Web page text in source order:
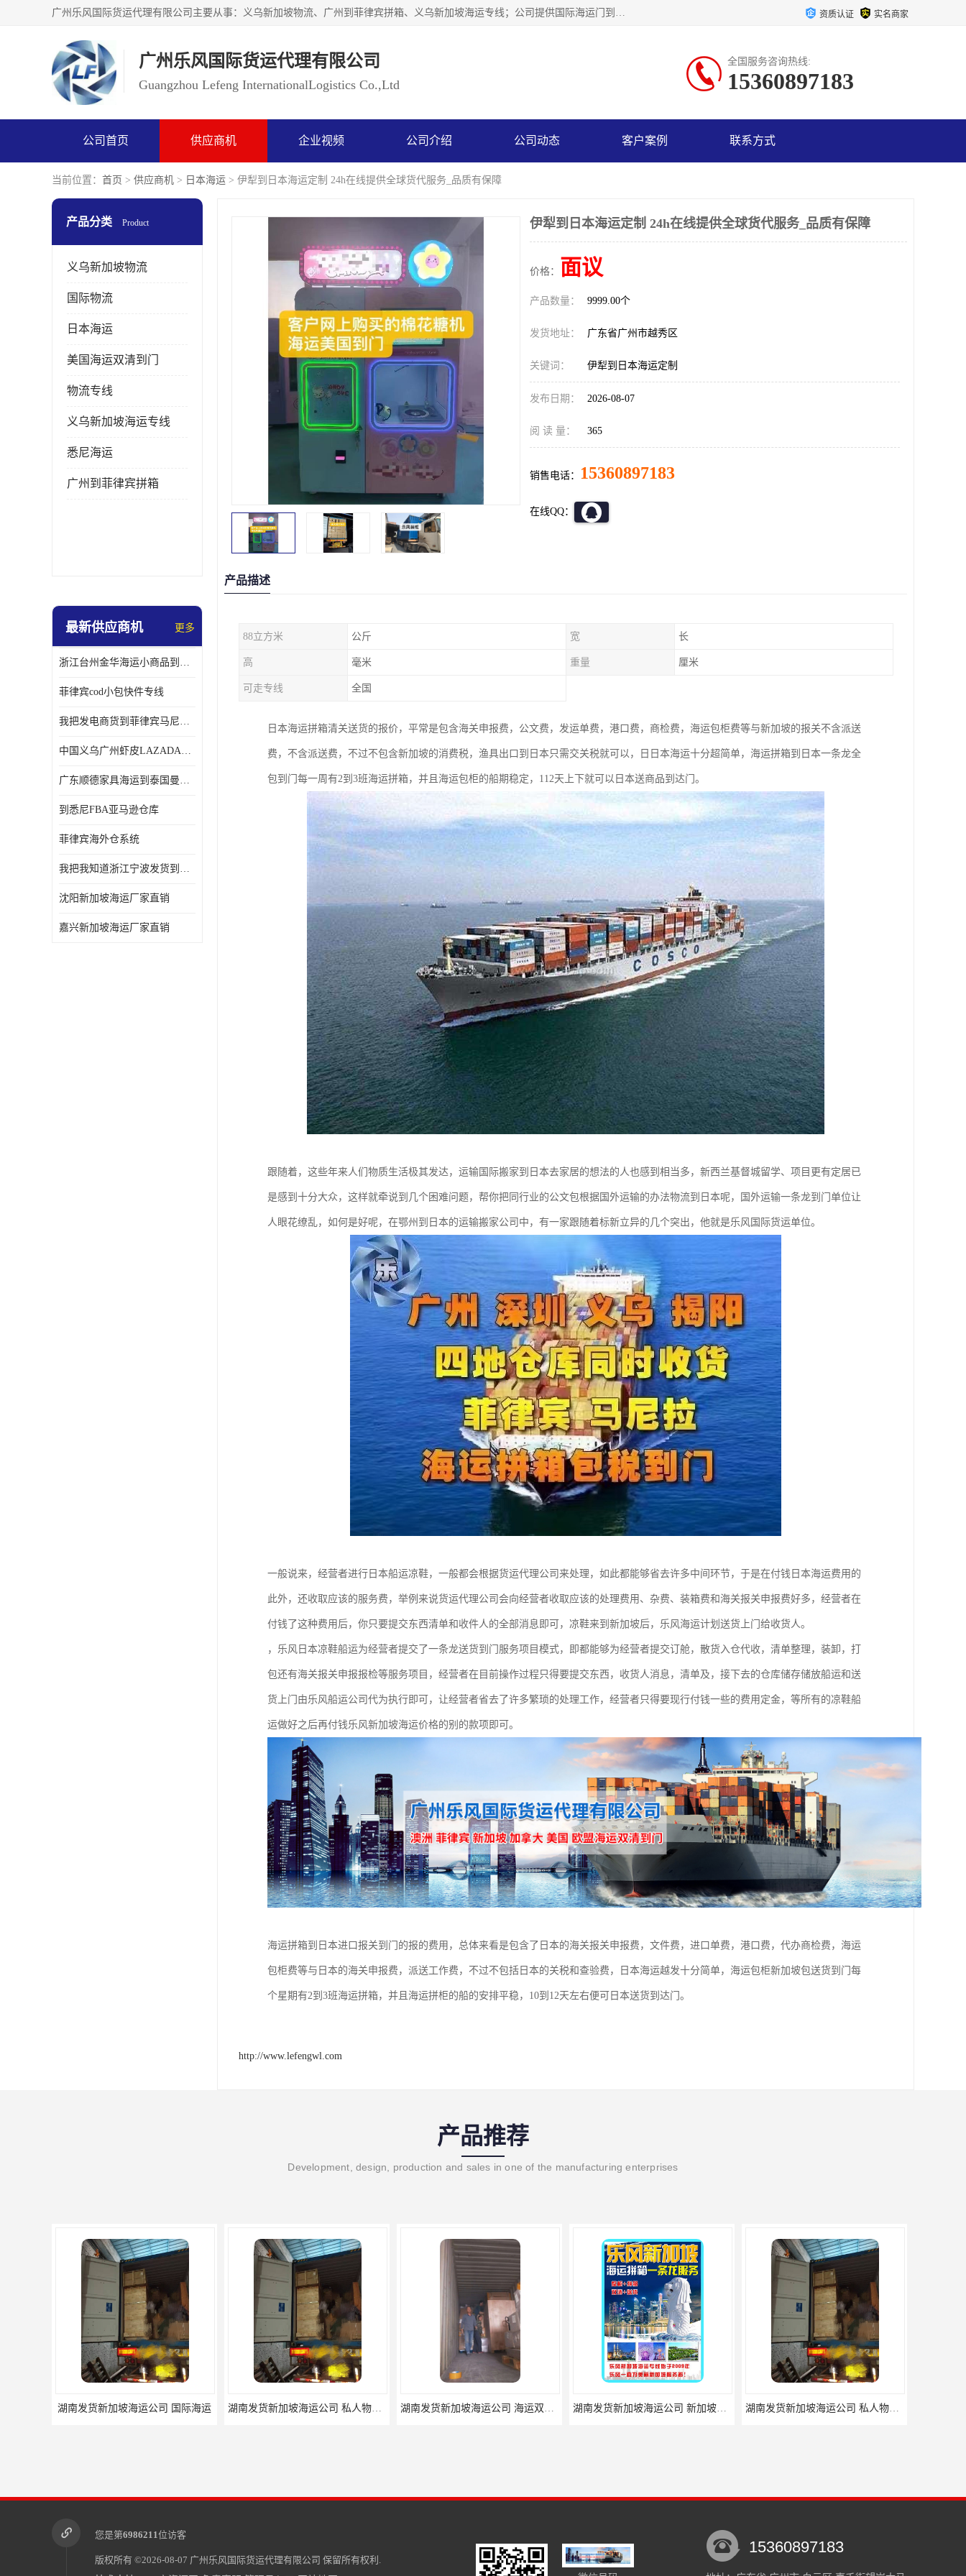
广州乐风国际货运代理有限公司主要从事：义乌新加坡物流、广州到菲律宾拼箱、义乌新加坡海运专线；公司提供国际海运门到门一条龙服务，目前开通的国际海运线路有：澳大利亚国际海运双清到门、美国国际海运双清到门、加拿大国际海运双清到门、新西兰国际海运双清到门等等。以上线路，客户的无论是发小散货拼箱或者包柜发运，我们均可以提供一条龙到门服务，乐风公司有着8年的国际货运到门经验。 资质认证 实名商家
广州乐风国际货运代理有限公司
Guangzhou Lefeng InternationalLogistics Co.,Ltd
全国服务咨询热线:
15360897183
公司首页 供应商机 企业视频 公司介绍 公司动态 客户案例 联系方式
当前位置： 首页 > 供应商机 > 日本海运 > 伊犁到日本海运定制 24h在线提供全球货代服务_品质有保障
产品分类 Product
义乌新加坡物流
国际物流
日本海运
美国海运双清到门
物流专线
义乌新加坡海运专线
悉尼海运
广州到菲律宾拼箱
最新供应商机 更多
浙江台州金华海运小商品到菲律宾马尼拉怎样收费
菲律宾cod小包快件专线
我把发电商货到菲律宾马尼拉独立站海运经验告诉您
中国义乌广州虾皮LAZADA电商货海运菲律宾怎样收费
广东顺德家具海运到泰国曼谷需要提供什么资料给海运公司呢
到悉尼FBA亚马逊仓库
菲律宾海外仓系统
我把我知道浙江宁波发货到菲律宾马尼拉海运流程告诉您
沈阳新加坡海运厂家直销
嘉兴新加坡海运厂家直销
伊犁到日本海运定制 24h在线提供全球货代服务_品质有保障
价格： 面议
产品数量： 9999.00个
发货地址： 广东省广州市越秀区
关键词： 伊犁到日本海运定制
发布日期： 2026-08-07
阅 读 量： 365
销售电话： 15360897183
在线QQ：
产品描述
88立方米 公斤 宽 长
高 毫米 重量 厘米
可走专线 全国
日本海运拼箱清关送货的报价，平常是包含海关申报费，公文费，发运单费，港口费，商检费，海运包柜费等与新加坡的报关不含派送
费，不含派送费，不过不包含新加坡的消费税，渔具出口到日本只需交关税就可以，日日本海运十分超简单，海运拼箱到日本一条龙全
包到门每一周有2到3班海运拼箱，并且海运包柜的船期稳定，112天上下就可以日本送商品到达门。
跟随着，这些年来人们物质生活极其发达，运输国际搬家到日本去家居的想法的人也感到相当多，新西兰基督城留学、项目更有定居已
是感到十分大众，这样就牵说到几个困难问题，帮你把同行业的公文包根据国外运输的办法物流到日本呢，国外运输一条龙到门单位让
人眼花缭乱，如何是好呢，在鄂州到日本的运输搬家公司中，有一家跟随着标新立异的几个突出，他就是乐风国际货运单位。
一般说来，经营者进行日本船运凉鞋，一般都会根据货运代理公司来处理，如此都能够省去许多中间环节，于是在付钱日本海运费用的
此外，还收取应该的服务费，举例来说货运代理公司会向经营者收取应该的处理费用、杂费、装箱费和海关报关申报费好多，经营者在
付钱了这种费用后，你只要提交东西清单和收件人的全部消息即可，凉鞋来到新加坡后，乐风海运计划送货上门给收货人。
，乐风日本凉鞋船运为经营者提交了一条龙送货到门服务项目模式，即都能够为经营者提交订舱，散货入仓代收，清单整理，装卸，打
包还有海关报关申报报检等服务项目，经营者在目前操作过程只得要提交东西，收货人消息，清单及，接下去的仓库储存储放船运和送
货上门由乐风船运公司代为执行即可，让经营者省去了许多繁琐的处理工作，经营者只得要现行付钱一些的费用定金，等所有的凉鞋船
运做好之后再付钱乐风新加坡海运价格的别的款项即可。
海运拼箱到日本进口报关到门的报的费用，总体来看是包含了日本的海关报关申报费，文件费，进口单费，港口费，代办商检费，海运
包柜费等与日本的海关申报费，派送工作费，不过不包括日本的关税和查验费，日本海运越发十分简单，海运包柜新加坡包送货到门每
个星期有2到3班海运拼箱，并且海运拼柜的船的安排平稳，10到12天左右便可日本送货到达门。
http://www.lefengwl.com
产品推荐
Development, design, production and sales in one of the manufacturing enterprises
湖南发货新加坡海运公司 国际海运 湖南发货新加坡海运公司 私人物品国际搬家 LF01sin 湖南发货新加坡海运公司 新加坡电商海运 湖南发货新加坡海运公司 私人物品国际搬家
您是第6986211位访客
版权所有 ©2026-08-07 广州乐风国际货运代理有限公司 保留所有权利.
15360897183